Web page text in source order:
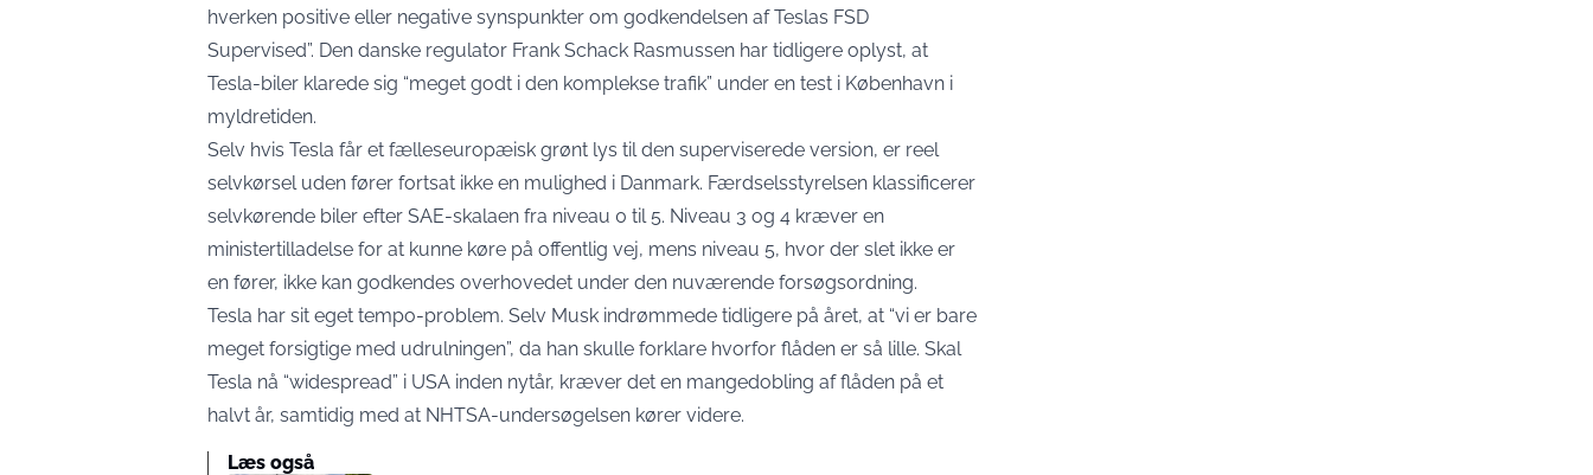
hverken positive eller negative synspunkter om godkendelsen af Teslas FSD
Supervised”. Den danske regulator Frank Schack Rasmussen har tidligere oplyst, at
Tesla-biler klarede sig “meget godt i den komplekse trafik” under en test i København i
myldretiden.
Selv hvis Tesla får et fælleseuropæisk grønt lys til den superviserede version, er reel
selvkørsel uden fører fortsat ikke en mulighed i Danmark. Færdselsstyrelsen klassificerer
selvkørende biler efter SAE-skalaen fra niveau 0 til 5. Niveau 3 og 4 kræver en
ministertilladelse for at kunne køre på offentlig vej, mens niveau 5, hvor der slet ikke er
en fører, ikke kan godkendes overhovedet under den nuværende forsøgsordning.
Tesla har sit eget tempo-problem. Selv Musk indrømmede tidligere på året, at “vi er bare
meget forsigtige med udrulningen”, da han skulle forklare hvorfor flåden er så lille. Skal
Tesla nå “widespread” i USA inden nytår, kræver det en mangedobling af flåden på et
halvt år, samtidig med at NHTSA-undersøgelsen kører videre.
Læs også